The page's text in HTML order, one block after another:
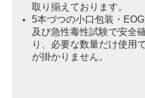
取り揃えております。
5本づつの小口包装・
及び急性毒性試験で安全
り、必要な数量だけ使用
が掛かりません。